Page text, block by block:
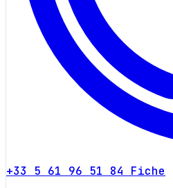
+33 5 61 96 51 84 Fiche